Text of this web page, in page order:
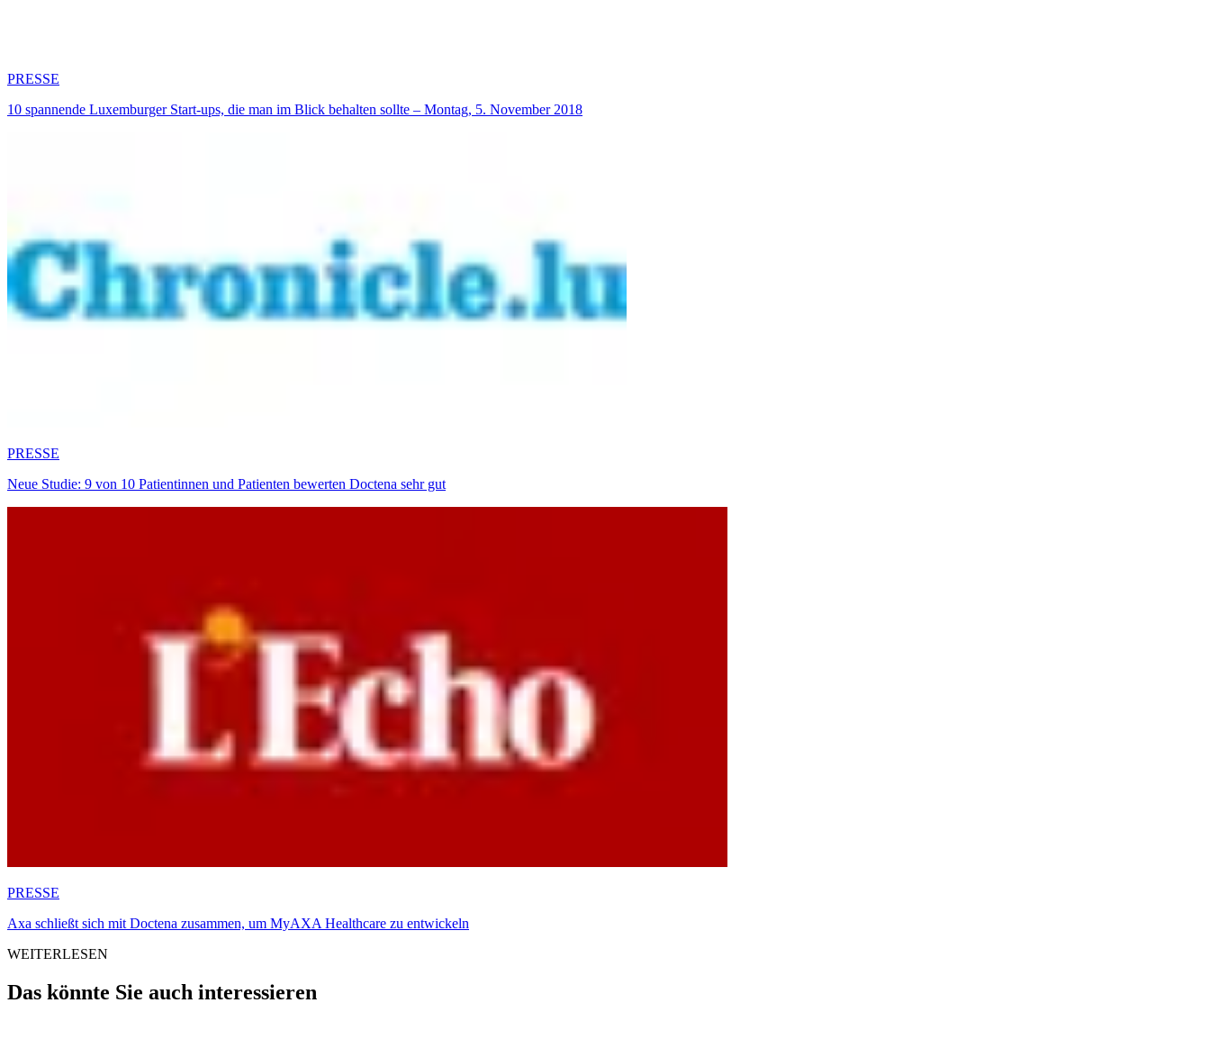
PRESSE
10 spannende Luxemburger Start-ups, die man im Blick behalten sollte – Montag, 5. November 2018
PRESSE
Neue Studie: 9 von 10 Patientinnen und Patienten bewerten Doctena sehr gut
PRESSE
Axa schließt sich mit Doctena zusammen, um MyAXA Healthcare zu entwickeln
WEITERLESEN
Das könnte Sie auch interessieren